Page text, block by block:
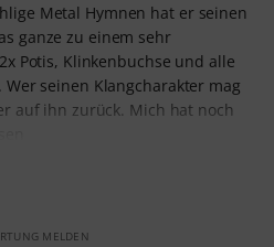
Metal Hymnen hat er seinen
ganze zu einem sehr
Potis, Klinkenbuchse und alle
seinen Klangcharakter mag
auf ihn zurück. Mich hat noch
MELDEN